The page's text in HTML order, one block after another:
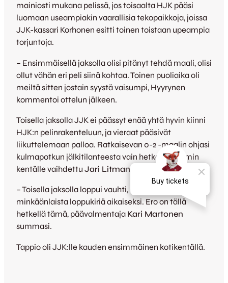
mainiosti mukana pelissä, jos toisaalta HJK pääsi
luomaan useampiakin vaarallisia tekopaikkoja, joissa
JJK-kassari Korhonen esitti toinen toistaan upeampia
torjuntoja.
– Ensimmäisellä jaksolla olisi pitänyt tehdä maali, olisi
ollut vähän eri peli siinä kohtaa. Toinen puoliaika oli
meiltä sitten jostain syystä vaisumpi, Hyyrynen
kommentoi ottelun jälkeen.
Toisella jaksolla JJK ei päässyt enää yhtä hyvin kiinni
HJK:n pelinrakenteluun, ja vieraat pääsivät
liikuttelemaan palloa. Ratkaisevan 0-2 -maalin ohjasi
kulmapotkun jälkitilanteesta vain hetkeä aiemmin
kentälle vaihdettu Jari Litmanen
– Toisella jaksolla loppui vauhti, eikä saatu oikein
minkäänlaista loppukiriä aikaiseksi. Ero on tällä
hetkellä tämä, päävalmentaja Kari Martonen
summasi.
Tappio oli JJK:lle kauden ensimmäinen kotikentällä.